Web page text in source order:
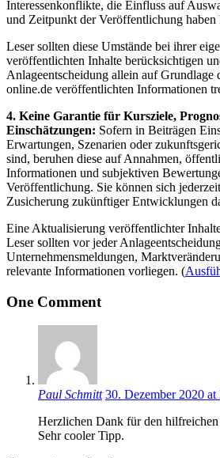
Interessenkonflikte, die Einfluss auf
und Zeitpunkt der Veröffentlichung haben
Leser sollten diese Umstände bei ihrer
veröffentlichten Inhalte berücksichtigen
Anlageentscheidung allein auf
online.de veröffentlichten Informationen
4. Keine Garantie für Kursziele,
Einschätzungen: Sofern in Beiträgen
Erwartungen, Szenarien oder
sind, beruhen diese auf Annahmen,
Informationen und subjektiven
Veröffentlichung. Sie können sich
Zusicherung zukünftiger Entwicklungen
Eine Aktualisierung veröffentlichter
Leser sollten vor jeder
Unternehmensmeldungen,
relevante Informationen vorliegen. (
One Comment
Paul Schmitt 30. Dezember 2020 at
Herzlichen Dank für den
Sehr cooler Tipp.